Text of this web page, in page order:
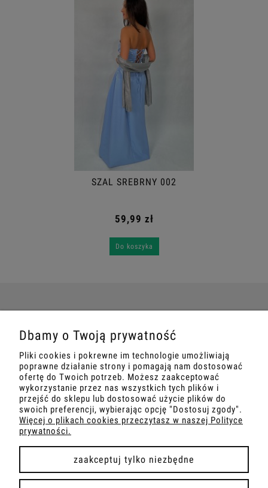
SZAL SREBRNY 002
59,99 zł
Do koszyka
POMOC
MOJE KONTO
PŁATNOŚCI I DOSTAWA
INFORMACJE
Dbamy o Twoją prywatność
Pliki cookies i pokrewne im technologie umożliwiają
poprawne działanie strony i pomagają nam dostosować
ofertę do Twoich potrzeb. Możesz zaakceptować
wykorzystanie przez nas wszystkich tych plików i
przejść do sklepu lub dostosować użycie plików do
swoich preferencji, wybierając opcję "Dostosuj zgody".
Więcej o plikach cookies przeczytasz w naszej Polityce
prywatności.
zaakceptuj tylko niezbędne